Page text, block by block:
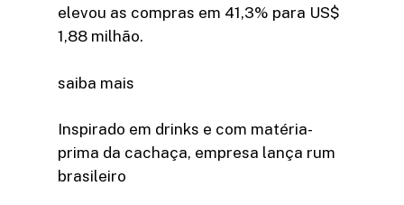
elevou as compras em 41,3% para US$
1,88 milhão.
saiba mais
Inspirado em drinks e com matéria-
prima da cachaça, empresa lança rum
brasileiro